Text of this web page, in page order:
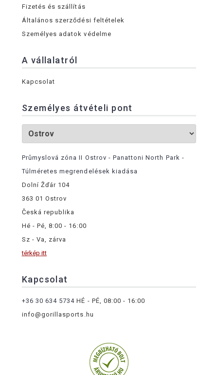
Fizetés és szállítás
Általános szerződési feltételek
Személyes adatok védelme
A vállalatról
Kapcsolat
Személyes átvételi pont
Průmyslová zóna II Ostrov - Panattoni North Park -
Túlméretes megrendelések kiadása
Dolní Žďár 104
363 01 Ostrov
Česká republika
Hé - Pé, 8:00 - 16:00
Sz - Va, zárva
térkép itt
Kapcsolat
+36 30 634 5734 HÉ - PÉ, 08:00 - 16:00
info@gorillasports.hu